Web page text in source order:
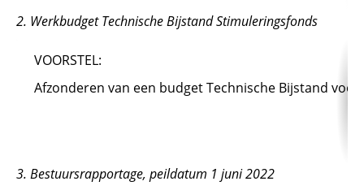
2. Werkbudget Technische Bijstand Stimuleringsfonds
VOORSTEL:
Afzonderen van een budget Technische Bijstand
3. Bestuursrapportage, peildatum 1 juni 2022